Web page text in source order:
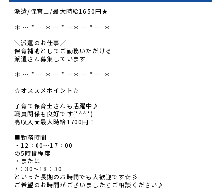
派遣/保育士/最大時給1650円★
＊ … * … ＊ … * …＊ … * … ＊
＼派遣のお仕事／
保育補助としてご勤務いただける
派遣さん募集しています
＊ … * … ＊ … * …＊ … * … ＊
☆オススメポイント☆
子育て保育士さんも活躍中♪
職員関係も良好です(*^^*)
高収入★最大時給1700円！
■勤務時間
・12：00～17：00
の5時間程度
・または
7：30～18：30
といった長期のお時間でも大歓迎です☆彡
ご希望のお時間がございましたらご相談ください♪